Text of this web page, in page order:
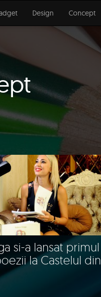
Design Concept
si-a lansat primul
la Castelul din